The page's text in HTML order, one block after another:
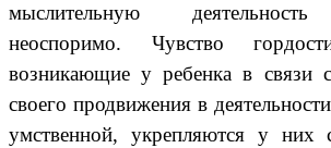
мыслительную деятельность
неоспоримо. Чувство
возникающие у ребенка в связи
своего продвижения в
умственной, укрепляются у них